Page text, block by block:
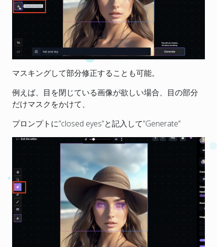
マスキングして部分修正することも可能。
例えば、目を閉じている画像が欲しい場合、目の部分
だけマスクをかけて、
プロンプトに”closed eyes”と記入して”Generate”